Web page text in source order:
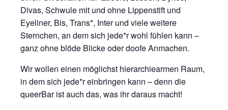
Divas, Schwule mit und ohne Lippenstift und
Eyeliner, Bis, Trans*, Inter und viele weitere
Sternchen, an dem sich jede*r wohl fühlen kann –
ganz ohne blöde Blicke oder doofe Anmachen.
Wir wollen einen möglichst hierarchiearmen Raum,
in dem sich jede*r einbringen kann – denn die
queerBar ist auch das, was ihr daraus macht!